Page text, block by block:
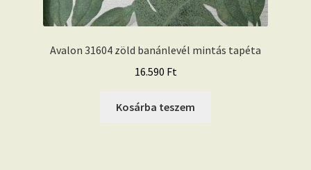
Avalon 31604 zöld banánlevél mintás tapéta
16.590 Ft
Kosárba teszem